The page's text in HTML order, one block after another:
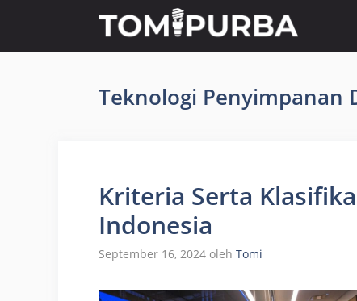
isi
Teknologi Penyimpanan
Kriteria Serta
Indonesia
September 16, 2024 oleh Tomi